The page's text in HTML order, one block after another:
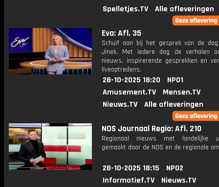
Spelletjes.TV
Alle afleveringen
Eva: Afl. 35
Schuif aan bij het gesprek van de
Jinek. Met iedere dag de verhalen
nieuws, inspirerende gesprekken en
liveoptredens.
28-10-2025 18:20
NPO1
Amusement.TV
Mensen.TV
Nieuws.TV
Alle afleveringen
NOS Journaal Regio: Afl. 210
Regionaal nieuws met landelijke
gemaakt door de NOS en de regionale
28-10-2025 18:15
NPO2
Informatief.TV
Nieuws.TV